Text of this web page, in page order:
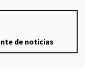
de noticias